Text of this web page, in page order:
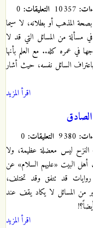
التعليقات:
المذهب أو بطلانه، لا سيما
مسألة من المسائل التي قد لا
في عمره كله.. مع العلم بأنها
السائل نفسه، حيث أشار
اقرأ المزيد
التعليقات:
النزح ليس معضلة عظيمة، ولا
البيت «عليهم السلام» عن
روايات قد تتفق وقد تختلف،
من المسائل لا يكاد يقف عند
اقرأ المزيد